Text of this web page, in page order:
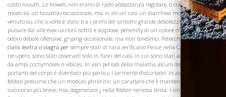
costo niouth. Le howels non erano di rado abbastanza regolare, o conservati in
modo da un lassativo occasionale, ma in alcuni casi un diarrhwa molto fastidioso è
venuto su, che a volte è stato tra i primi dei sintomi grande debolezza frequentato
pulsare da! alle evacuazioni sottili e acquose, penenilly di un colore chiaro, di un
odore debole ofiensive, griping occasionale, ma non tenesmo. Petecchie, che sono
cialis levitra o viagra per sempre stati di rara verificano Fence nella Casa di
recupero, sono stati osservati solo in fuori dei casi, in cui sono stati accompagnati
da ampi ccchymoses o vibices. In vari periodi della malattia alcuni degli organi IUI
portanti del corpo è diventato più parlicu I larmente disturbato. In alcuni casi la
febbre presume che un modulo phrenitic, un carattere che è mantenuta durante il
suo corso più breve, mai degenerare j nella febbre nervosa lenta. I sintomi violenti